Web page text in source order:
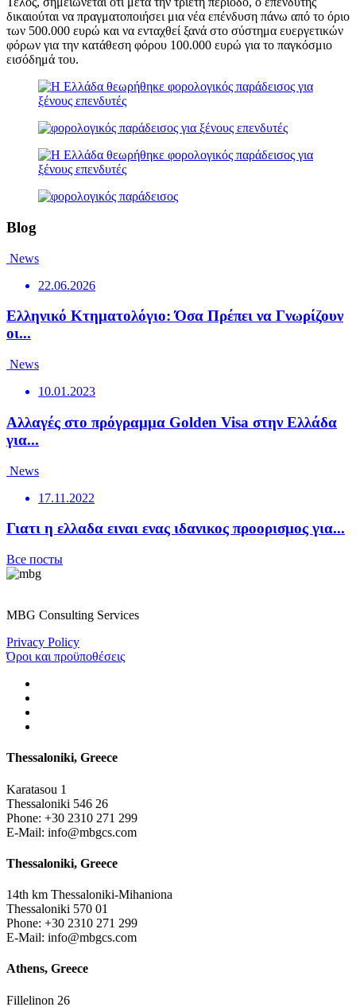
δικαιούται να πραγματοποιήσει μια νέα επένδυση πάνω από το όριο
των 500.000 ευρώ και να ενταχθεί ξανά στο σύστημα ευεργετικών
φόρων για την κατάθεση φόρου 100.000 ευρώ για το παγκόσμιο
εισόδημά του.
Blog
News
22.06.2026
Ελληνικό Κτηματολόγιο: Όσα Πρέπει να Γνωρίζουν
οι...
News
10.01.2023
Αλλαγές στο πρόγραμμα Golden Visa στην Ελλάδα
για...
News
17.11.2022
Γιατι η ελλαδα ειναι ενας ιδανικος προορισμος για...
Все посты
MBG Consulting Services
Privacy Policy
Όροι και προϋποθέσεις
Thessaloniki, Greece
Karatasou 1
Thessaloniki 546 26
Phone: +30 2310 271 299
E-Mail: info@mbgcs.com
Thessaloniki, Greece
14th km Thessaloniki-Mihaniona
Thessaloniki 570 01
Phone: +30 2310 271 299
E-Mail: info@mbgcs.com
Athens, Greece
Fillelinon 26